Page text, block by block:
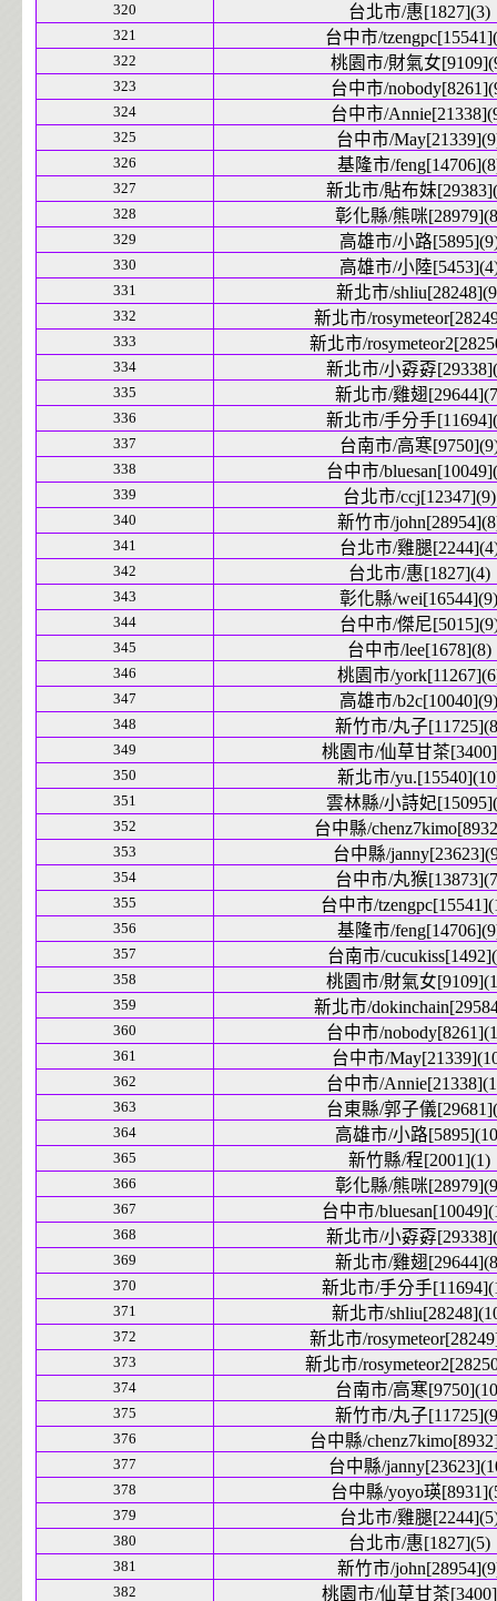
320 台北市/惠[1827](3)
321 台中市/
322 桃園市/財氣女
323 台中市/
324 台中市/
325 台中市/
326 基隆市/
327 新北市/貼布妹
328 彰化縣/熊咪
329 高雄市/小路
330 高雄市/小陸
331 新北市/
332 新北市/
333 新北市/
334 新北市/小孬孬
335 新北市/雞翅
336 新北市/手分手
337 台南市/高寒
338 台中市/
339 台北市/ccj[12347](9)
340 新竹市/
341 台北市/雞腿
342 台北市/惠[1827](4)
343 彰化縣/wei[16544](9)
344 台中市/傑尼
345 台中市/lee[1678](8)
346 桃園市/
347 高雄市/b2c[10040](9)
348 新竹市/丸子
349 桃園市/仙草甘茶
350 新北市/
351 雲林縣/小詩妃
352 台中縣/
353 台中縣/
354 台中市/丸猴
355 台中市/
356 基隆市/
357 台南市/
358 桃園市/財氣女
359 新北市/
360 台中市/
361 台中市/
362 台中市/
363 台東縣/郭子儀
364 高雄市/小路
365 新竹縣/程[2001](1)
366 彰化縣/熊咪
367 台中市/
368 新北市/小孬孬
369 新北市/雞翅
370 新北市/手分手
371 新北市/
372 新北市/
373 新北市/
374 台南市/高寒
375 新竹市/丸子
376 台中縣/
377 台中縣/
378 台中縣/yoyo瑛
379 台北市/雞腿
380 台北市/惠[1827](5)
381 新竹市/
382 桃園市/仙草甘茶